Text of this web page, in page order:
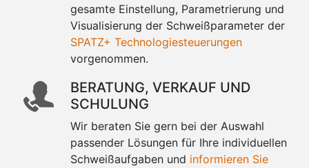
gesamte Einstellung, Parametrierung und
Visualisierung der Schweißparameter der
SPATZ+ Technologiesteuerungen
vorgenommen.
BERATUNG, VERKAUF UND
SCHULUNG
Wir beraten Sie gern bei der Auswahl
passender Lösungen für Ihre individuellen
Schweißaufgaben und informieren Sie